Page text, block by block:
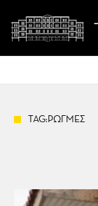
TAG:ΡΩΓΜΕΣ